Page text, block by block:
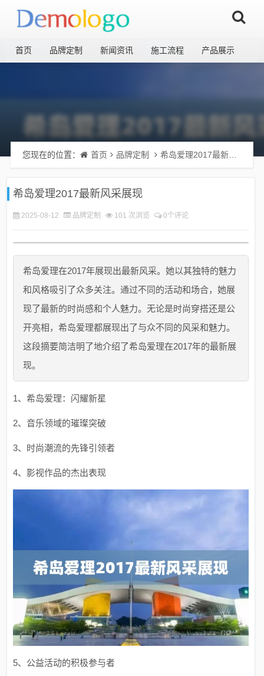
首页 品牌定制 新闻资讯 施工流程 产品展示
您现在的位置： 首页 品牌定制 希岛爱理2017最新风采展现
希岛爱理2017最新风采展现
2025-08-12 品牌定制 101 次浏览 0个评论
希岛爱理在2017年展现出最新风采。她以其独特的魅力
和风格吸引了众多关注。通过不同的活动和场合，她展
现了最新的时尚感和个人魅力。无论是时尚穿搭还是公
开亮相，希岛爱理都展现出了与众不同的风采和魅力。
这段摘要简洁明了地介绍了希岛爱理在2017年的最新展
现。
1、希岛爱理：闪耀新星
2、音乐领域的璀璨突破
3、时尚潮流的先锋引领者
4、影视作品的杰出表现
5、公益活动的积极参与者